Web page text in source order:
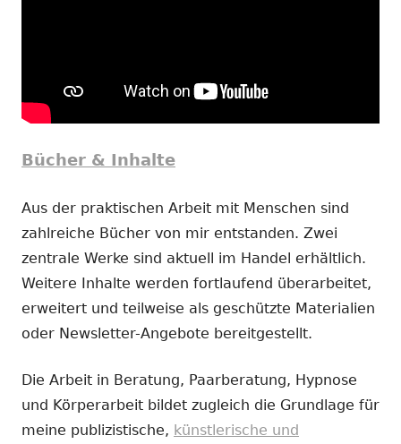
Bücher & Inhalte
Aus der praktischen Arbeit mit Menschen sind
zahlreiche Bücher von mir entstanden. Zwei
zentrale Werke sind aktuell im Handel erhältlich.
Weitere Inhalte werden fortlaufend überarbeitet,
erweitert und teilweise als geschützte Materialien
oder Newsletter-Angebote bereitgestellt.
Die Arbeit in Beratung, Paarberatung, Hypnose
und Körperarbeit bildet zugleich die Grundlage für
meine publizistische, künstlerische und